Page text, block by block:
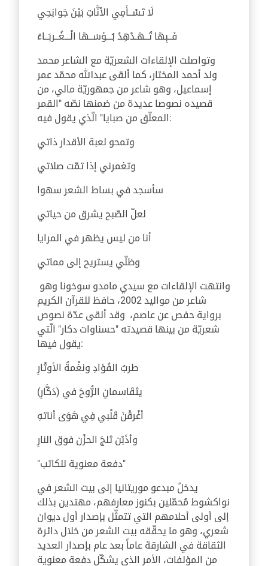
لَا تَسْــأَمِي الأنَّاتِ بَيْنَ جَوانِحِي
فَــبِهَا تُــهَـدْهِدُ بُـــؤسَــهَا الْـــغُــربَــاءُ
وتواصلت الإلقاءات الشعريّة مع الشاعر محمد
ولد أحمد المختار، كما ألقى عبدالله محمّد عمر
إسماعيل، وهو شاعر من جمهوريّة مالي، من
قصيده نصوصا عديدة من ضمنها نصّه "القمر
المعلّق من صبايا" الّذي يقول فيه:
وتمحو لعبة الأقدار ذاتي
وتغمرني إذا تمّت صلاتي
سأسجد في بساط الشعر سهوا
لعلّ الصّبح يشرق من حياتي
أنا من ليس يظهر في المرايا
وظلّي يستريح إلى مماتي
شاعر من مواليد 2002، حافظ للقرآن الكريم
برواية حفص عن عاصم، وقد ألقى عدّة نصوص
شعريّة من بينها قصيدته "حسناوات دكار" الّتي
يقول فيها:
طربُ الفُؤادِ ونغْمةُ الأوتْارِ
يتَقَاسمانِ الرُّوحَ في (دَكَّارِ)
أغْرقْنَ قَلْبي فِي هَوَى أناتهِ
وأذَبْن ثلجَ الحزْن فوق النارِ
"دفعة معنوية للكاتب"
يدخلُ مبدعو موريتانيا إلى بيت الشعر في
نواكشوط مُحمّلين بكنوز معارفهم، مهتدين بذلك
إلى أولى أحلامهم التي تتمثّل بإصدار أول ديوان
شعري، وهو ما يحقّقه بيت الشعر من خلال دائرة
الثقاقة في الشارقة عاماً بعد عام بإصدار العديد
من المؤلفات، الأمر الذي يشكّل دفعة معنوية